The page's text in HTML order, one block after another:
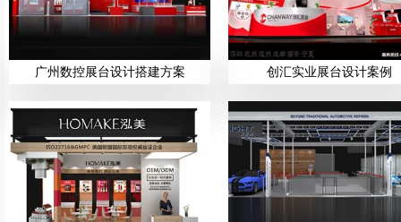
广州数控展台设计搭建方案 创汇实业展台设计案例